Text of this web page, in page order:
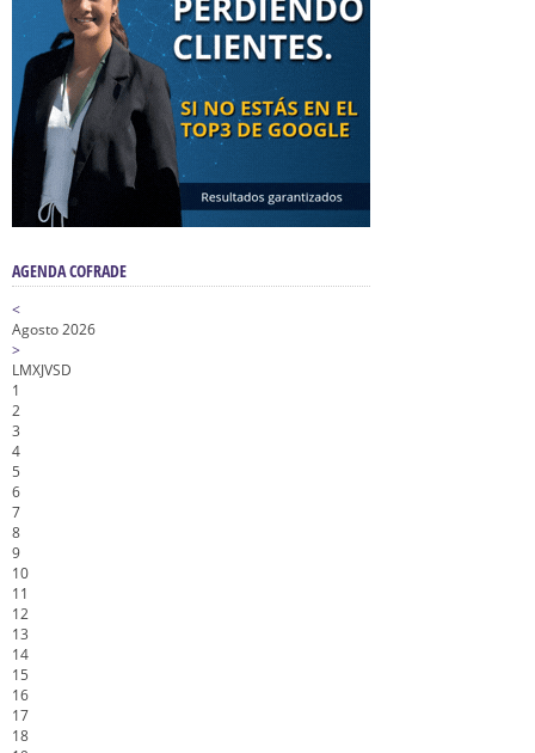
AGENDA COFRADE
<
Agosto 2026
>
LMXJVSD
1
2
3
4
5
6
7
8
9
10
11
12
13
14
15
16
17
18